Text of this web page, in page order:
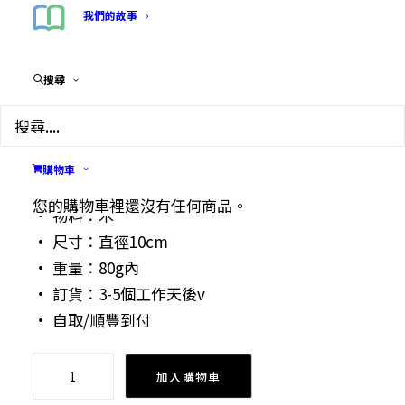
我們的故事
搜尋
購物車
您的購物車裡還沒有任何商品。
創意情侶木杯墊
$
• 客人可自訂中英文名字及字句，創作出屬於你
• 物料：木
• 尺寸：直徑10cm
• 重量：80g內
• 訂貨：3-5個工作天後v
• 自取/順豐到付
加入購物車